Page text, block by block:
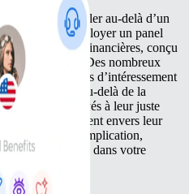
pour aller au-delà d’un
vous aide à déployer un panel
autres que financières, conçu
vos équipes. Des nombreux
compétitives d’intéressement
mesure qui, au-delà de la
vos employés à leur juste
Cet engagement envers leur
fidélité et leur implication,
au beau fixe dans votre